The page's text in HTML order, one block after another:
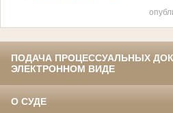
ПОДАЧА ПРОЦЕССУАЛЬНЫХ
ЭЛЕКТРОННОМ ВИДЕ
О СУДЕ